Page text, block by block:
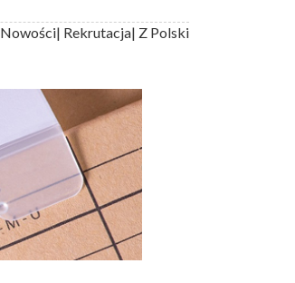
Nowości| Rekrutacja| Z Polski